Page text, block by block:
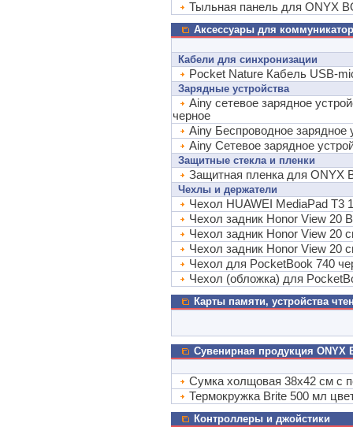
Тыльная панель для ONYX
Аксессуары для
Кабели для синхронизации
Pocket Nature Кабель USB-
Зарядные устройства
Ainy сетевое зарядное
черное
Ainy Беспроводное зарядное
Ainy Сетевое зарядное
Защитные стекла и пленки
Защитная пленка для ONYX
Чехлы и держатели
Чехол HUAWEI MediaPad T3
Чехол задник Honor View 20
Чехол задник Honor View 20
Чехол задник Honor View 20
Чехол для PocketBook 740
Чехол (обложка) для
Карты памяти, устройства
Сувенирная продукция ONYX
Сумка холщовая 38х42 см с
Термокружка Brite 500 мл
Контроллеры и джойстики